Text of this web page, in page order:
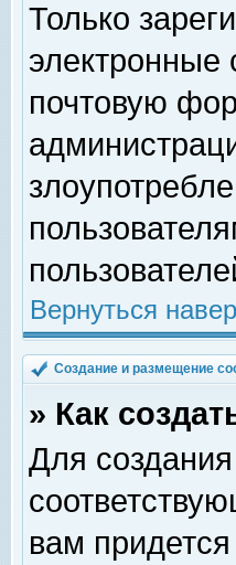
Только
электронные
почтовую
Вернуться
Создание и размещение
» Как
Для
вам